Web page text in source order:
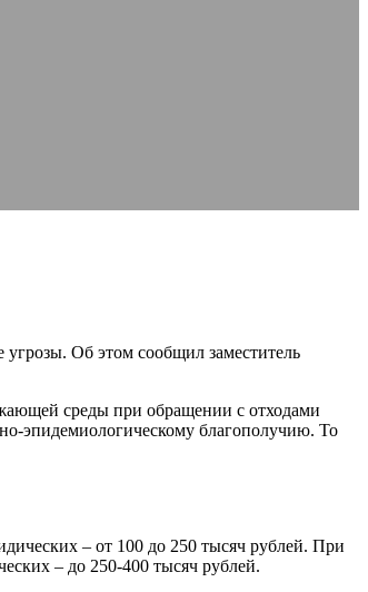
Об этом сообщил заместитель
среды при обращении с отходами
эпидемиологическому благополучию. То
– от 100 до 250 тысяч рублей. При
– до 250-400 тысяч рублей.